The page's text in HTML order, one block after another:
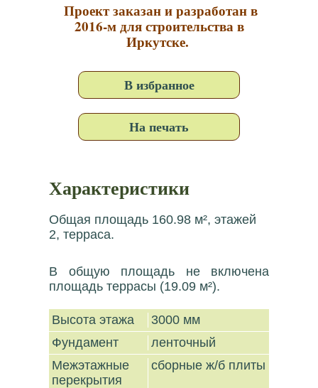
Проект заказан и разработан в
2016-м для строительства в
Иркутске.
В избранное
На печать
Характеристики
Общая площадь 160.98 м², этажей
2, терраса.
В общую площадь не включена
площадь террасы (19.09 м²).
Высота этажа
3000 мм
Фундамент
ленточный
Межэтажные
перекрытия
сборные ж/б плиты